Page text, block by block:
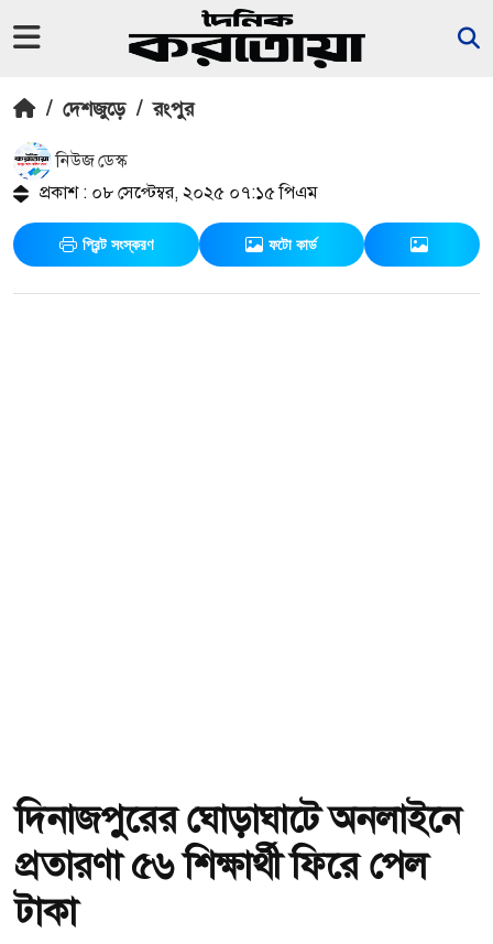
/ দেশজুড়ে / রংপুর
নিউজ ডেস্ক
প্রকাশ : ০৮ সেপ্টেম্বর, ২০২৫ ০৭:১৫ পিএম
প্রিন্ট সংস্করণ ফটো কার্ড
দিনাজপুরের ঘোড়াঘাটে অনলাইনে
প্রতারণা ৫৬ শিক্ষার্থী ফিরে পেল
টাকা